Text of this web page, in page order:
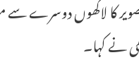
کا لاکھوں دوسرے سے
نے کہا۔